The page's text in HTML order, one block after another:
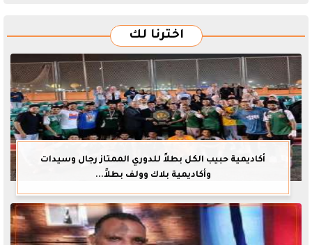
اخترنا لك
أكاديمية حبيب الكل بطلاً للدوري الممتاز رجال وسيدات
وأكاديمية بلاك وولف بطلاً...